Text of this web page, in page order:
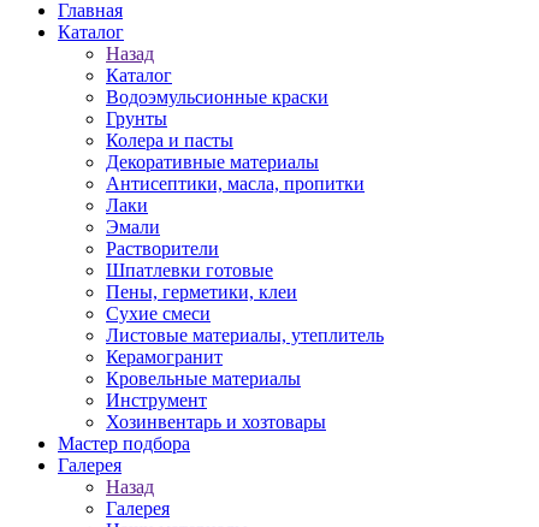
Главная
Каталог
Назад
Каталог
Водоэмульсионные краски
Грунты
Колера и пасты
Декоративные материалы
Антисептики, масла, пропитки
Лаки
Эмали
Растворители
Шпатлевки готовые
Пены, герметики, клеи
Сухие смеси
Листовые материалы, утеплитель
Керамогранит
Кровельные материалы
Инструмент
Хозинвентарь и хозтовары
Мастер подбора
Галерея
Назад
Галерея